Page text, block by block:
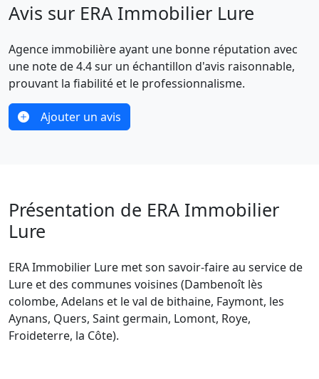
Avis sur ERA Immobilier Lure
Agence immobilière ayant une bonne réputation avec
une note de 4.4 sur un échantillon d'avis raisonnable,
prouvant la fiabilité et le professionnalisme.
Ajouter un avis
Présentation de ERA Immobilier
Lure
ERA Immobilier Lure met son savoir-faire au service de
Lure et des communes voisines (Dambenoît lès
colombe, Adelans et le val de bithaine, Faymont, les
Aynans, Quers, Saint germain, Lomont, Roye,
Froideterre, la Côte).